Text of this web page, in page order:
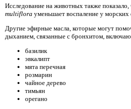
Исследование на животных также показало,
multiflora уменьшает воспаление у
Другие эфирные масла, которые могут
дыханием, связанные с бронхитом,
базилик
эвкалипт
мята перечная
розмарин
чайное дерево
тимьян
орегано